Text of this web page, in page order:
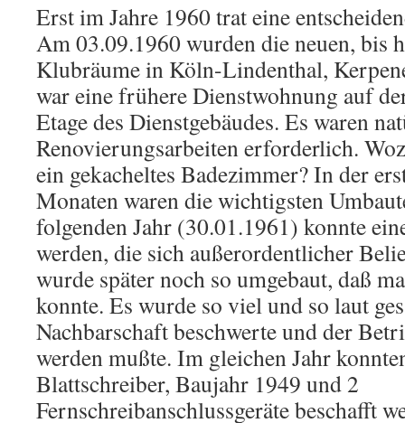
Erst im Jahre 1960 trat eine
Am 03.09.1960 wurden die neuen, bis
Klubräume in Köln-Lindenthal,
war eine frühere Dienstwohnung auf
Etage des Dienstgebäudes. Es waren
Renovierungsarbeiten erforderlich.
ein gekacheltes Badezimmer? In der
Monaten waren die wichtigsten
folgenden Jahr (30.01.1961) konnte
werden, die sich außerordentlicher
wurde später noch so umgebaut, daß
konnte. Es wurde so viel und so laut
Nachbarschaft beschwerte und der
werden mußte. Im gleichen Jahr
Blattschreiber, Baujahr 1949 und 2
Fernschreibanschlussgeräte beschafft